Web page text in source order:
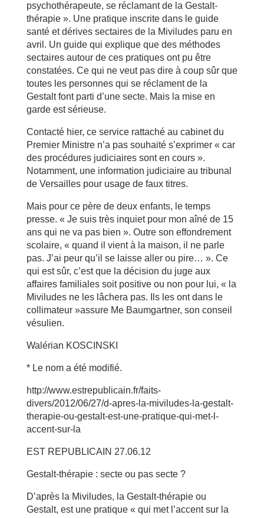
psychothérapeute, se réclamant de la Gestalt-
thérapie ». Une pratique inscrite dans le guide
santé et dérives sectaires de la Miviludes paru en
avril. Un guide qui explique que des méthodes
sectaires autour de ces pratiques ont pu être
constatées. Ce qui ne veut pas dire à coup sûr que
toutes les personnes qui se réclament de la
Gestalt font parti d’une secte. Mais la mise en
garde est sérieuse.
Contacté hier, ce service rattaché au cabinet du
Premier Ministre n’a pas souhaité s’exprimer « car
des procédures judiciaires sont en cours ».
Notamment, une information judiciaire au tribunal
de Versailles pour usage de faux titres.
Mais pour ce père de deux enfants, le temps
presse. « Je suis très inquiet pour mon aîné de 15
ans qui ne va pas bien ». Outre son effondrement
scolaire, « quand il vient à la maison, il ne parle
pas. J’ai peur qu’il se laisse aller ou pire… ». Ce
qui est sûr, c’est que la décision du juge aux
affaires familiales soit positive ou non pour lui, « la
Miviludes ne les lâchera pas. Ils les ont dans le
collimateur »assure Me Baumgartner, son conseil
vésulien.
Walérian KOSCINSKI
* Le nom a été modifié.
http://www.estrepublicain.fr/faits-
divers/2012/06/27/d-apres-la-miviludes-la-gestalt-
therapie-ou-gestalt-est-une-pratique-qui-met-l-
accent-sur-la
EST REPUBLICAIN 27.06.12
Gestalt-thérapie : secte ou pas secte ?
D’après la Miviludes, la Gestalt-thérapie ou
Gestalt, est une pratique « qui met l’accent sur la